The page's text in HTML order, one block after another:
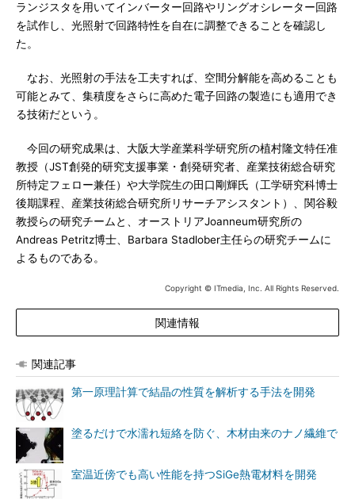
ランジスタを用いてインバーター回路やリングオシレーター回路
を試作し、光照射で回路特性を自在に調整できることを確認し
た。
なお、光照射の手法を工夫すれば、空間分解能を高めることも
可能とみて、集積度をさらに高めた電子回路の製造にも適用でき
る技術だという。
今回の研究成果は、大阪大学産業科学研究所の植村隆文特任准
教授（JST創発的研究支援事業・創発研究者、産業技術総合研究
所特定フェロー兼任）や大学院生の田口剛輝氏（工学研究科博士
後期課程、産業技術総合研究所リサーチアシスタント）、関谷毅
教授らの研究チームと、オーストリアJoanneum研究所の
Andreas Petritz博士、Barbara Stadlober主任らの研究チームに
よるものである。
Copyright © ITmedia, Inc. All Rights Reserved.
関連情報
関連記事
第一原理計算で結晶の性質を解析する手法を開発
塗るだけで水濡れ短絡を防ぐ、木材由来のナノ繊維で
室温近傍でも高い性能を持つSiGe熱電材料を開発